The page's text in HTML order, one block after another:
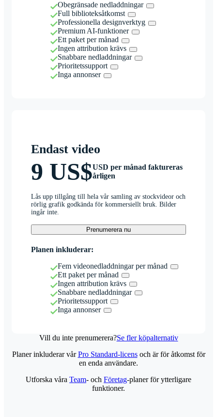
Obegränsade nedladdningar
Full biblioteksåtkomst
Professionella designverktyg
Premium AI-funktioner
Ett paket per månad
Ingen attribution krävs
Snabbare nedladdningar
Prioritetssupport
Inga annonser
Endast video
9 US$USD per månad faktureras
årligen
Lås upp tillgång till hela vår samling av stockvideor och
rörlig grafik godkända för kommersiellt bruk. Bilder
ingår inte.
Prenumerera nu
Planen inkluderar:
Fem videonedladdningar per månad
Ett paket per månad
Ingen attribution krävs
Snabbare nedladdningar
Prioritetssupport
Inga annonser
Vill du inte prenumerera?Se fler köpalternativ
Planer inkluderar vårPro Standard-licensoch är för åtkomst för
en enda användare.
Utforska våra Team- och Företag-planer för ytterligare
funktioner.